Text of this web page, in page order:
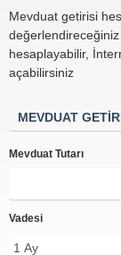
Mevduat getirisi
değerlendireceğiniz
hesaplayabilir,
açabilirsiniz
MEVDUAT
Mevduat Tutarı
Vadesi